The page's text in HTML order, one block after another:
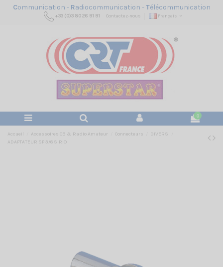
Communication - Radiocommunication -Télécommunication
+33 (0)3 80 26 91 91 Contactez-nous Français
0
Accueil Accessoires CB & Radio Amateur Connecteurs
DIVERS
ADAPTATEUR SP 3/8 SIRIO